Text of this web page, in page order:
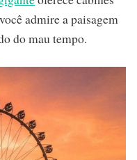
admire a paisagem
do mau tempo.